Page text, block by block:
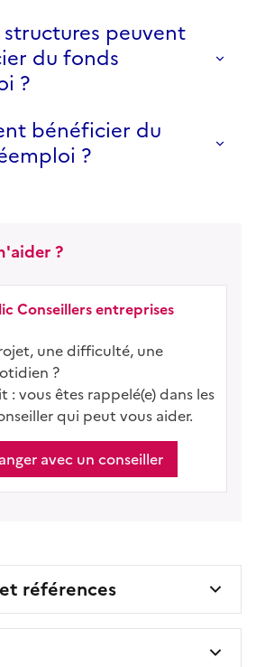
structures peuvent
du fonds
?
bénéficier du
?
?
Conseillers entreprises
une difficulté, une
?
: vous êtes rappelé(e) dans les
qui peut vous aider.
avec un conseiller
références